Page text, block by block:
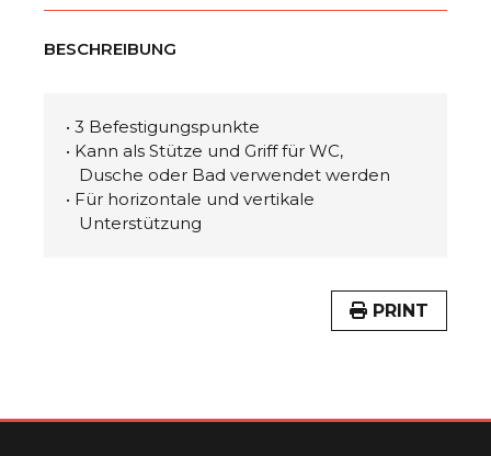
BESCHREIBUNG
• 3 Befestigungspunkte
• Kann als Stütze und Griff für WC,
Dusche oder Bad verwendet werden
• Für horizontale und vertikale
Unterstützung
PRINT